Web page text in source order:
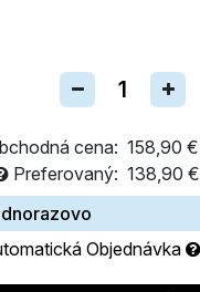
cena: 158,90 €
Preferovaný: 138,90 €
Objednávka